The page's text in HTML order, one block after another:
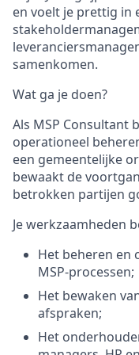
en voelt je prettig in
samenkomen.
Wat ga je doen?
Als MSP Consultant
operationeel
een gemeentelijke
bewaakt de
betrokken partijen
Je werkzaamheden
Het beheren en
MSP-processen;
Het bewaken
afspraken;
Het